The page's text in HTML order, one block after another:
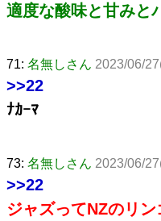
適度な酸味と甘みと
71: 名無しさん 2023/06/
>>22
ﾅｶｰﾏ
73: 名無しさん 2023/06/
>>22
ジャズってNZのリン